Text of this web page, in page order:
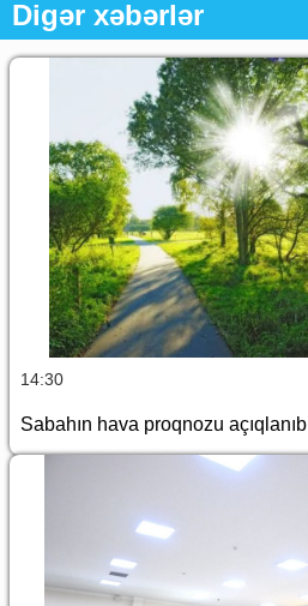
Digər xəbərlər
14:30
Sabahın hava proqnozu açıqlanıb